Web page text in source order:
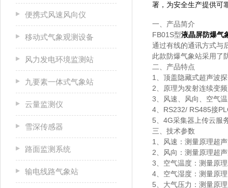
便携式风速风向仪
移动式气象观测设备
风力发电环境监测站
九要素一体式气象站
云量监测仪
雪深传感器
路面监测系统
输电线路气象站
署，为安全生产提供可
一、产品简介
FB01S型液晶屏防爆气
通过有线的通讯方式与
此款防爆气象站采用了
二、产品特点
1、顶盖隐藏式超声波
2、原理为发射连续变
3、风速、风向、空气
4、RS232/ RS485接
5、4G采集器上传云服
三、技术参数
1、风速：测量原理超
2、风向：测量原理超
3、空气温度：测量原
4、空气湿度：测量原
5、大气压力：测量原